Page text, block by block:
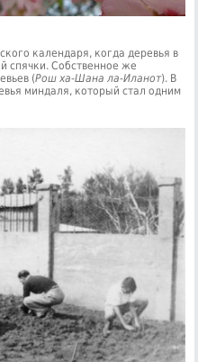
календаря, когда деревья в
спячки. Собственное же
(Рош ха-Шана ла-Иланот). В
миндаля, который стал одним